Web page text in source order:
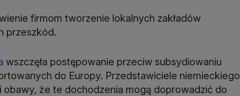
firmom tworzenie lokalnych zakładów
przeszkód.
wszczęła postępowanie przeciw subsydiowaniu
do Europy. Przedstawiciele niemieckiego
obawy, że te dochodzenia mogą doprowadzić do